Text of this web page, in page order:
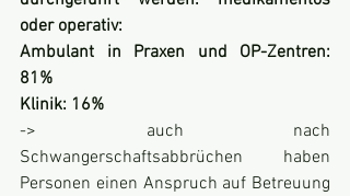
oder operativ:
Ambulant in Praxen und OP-Zentren:
81%
Klinik: 16%
-> auch nach
Schwangerschaftsabbrüchen haben
Personen einen Anspruch auf Betreuung